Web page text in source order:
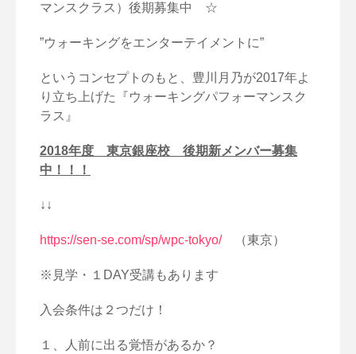
マンスクラス）後期募集中 ☆
”ウォーキングをエンターテイメントに”
というコンセプトのもと、豊川月乃が2017年よ
り立ち上げた『ウォーキングパフォーマンスク
ラス』
2018年度 東京銀座校 後期新メンバー募集
中！！！
↓↓
https://sen-se.com/sp/wpc-tokyo/（東京）
※見学・１DAY受講もあります
入会条件は２つだけ！
１、人前に出る覚悟があるか？